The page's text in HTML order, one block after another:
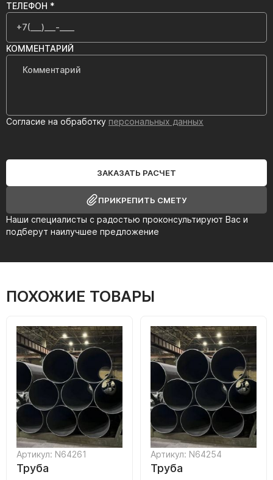
Наши специалисты с радостью проконсультируют Вас и
подберут наилучшее предложение
ТЕЛЕФОН *
КОММЕНТАРИЙ
Согласие на обработку персональных данных
ЗАКАЗАТЬ РАСЧЕТ
ПРИКРЕПИТЬ СМЕТУ
ПОХОЖИЕ ТОВАРЫ
Артикул: N64261
Труба
Артикул: N64254
Труба